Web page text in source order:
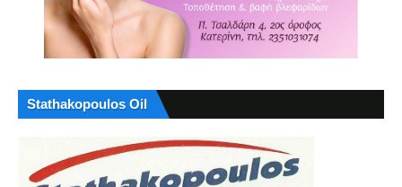
Stathakopoulos Oil